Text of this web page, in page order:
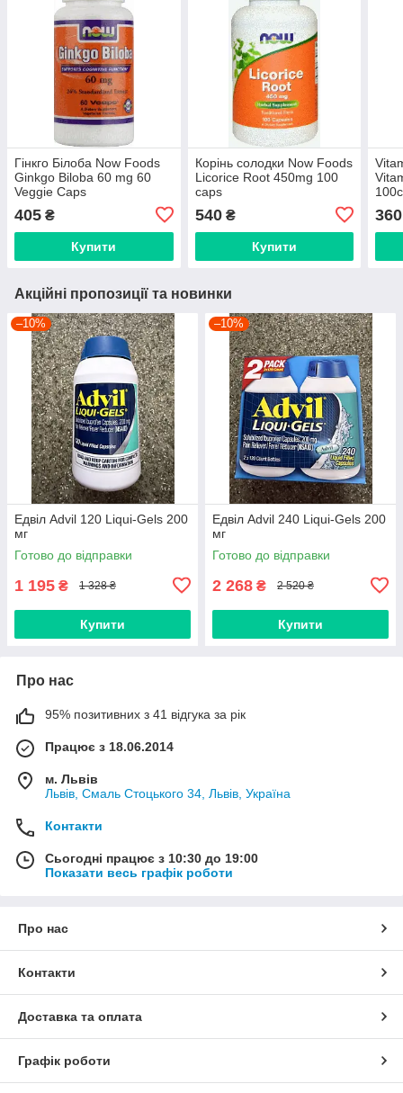
Гінкго Білоба Now Foods
Ginkgo Biloba 60 mg 60
Veggie Caps
405 ₴
Купити
Корінь солодки Now Foods
Licorice Root 450mg 100
caps
540₴
Купити
360
Акційні пропозиції та новинки
–10%
Едвіл Advil 120 Liqui-Gels 200
мг
Готово до відправки
1 195 ₴ 1 328 ₴
Купити
–10%
Едвіл Advil 240 Liqui-Gels 200
мг
Готово до відправки
2 268 ₴ 2 520 ₴
Купити
Про нас
95% позитивних з 41 відгука за рік
Працює з 18.06.2014
м. Львів
Львів, Смаль Стоцького 34, Львів, Україна
Контакти
Сьогодні працює з 10:30 до 19:00
Показати весь графік роботи
Про нас
Контакти
Доставка та оплата
Графік роботи